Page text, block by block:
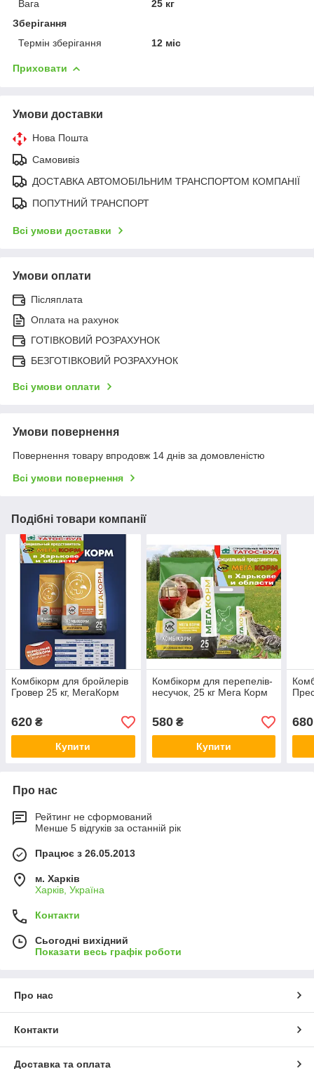
Вага
25 кг
Зберігання
Термін зберігання
12 міс
Приховати
Умови доставки
Нова Пошта
Самовивіз
ДОСТАВКА АВТОМОБІЛЬНИМ ТРАНСПОРТОМ КОМПАНІЇ
ПОПУТНИЙ ТРАНСПОРТ
Всі умови доставки
Умови оплати
Післяплата
Оплата на рахунок
ГОТІВКОВИЙ РОЗРАХУНОК
БЕЗГОТІВКОВИЙ РОЗРАХУНОК
Всі умови оплати
Умови повернення
Повернення товару впродовж 14 днів за домовленістю
Всі умови повернення
Подібні товари компанії
Комбікорм для бройлерів
Гровер 25 кг, МегаКорм
620 ₴
Купити
Комбікорм для перепелів-
несучок, 25 кг Мега Корм ​​
580₴
Купити
680
Про нас
Рейтинг не сформований
Менше 5 відгуків за останній рік
Працює з 26.05.2013
м. Харків
Харків, Україна
Контакти
Сьогодні вихідний
Показати весь графік роботи
Про нас
Контакти
Доставка та оплата